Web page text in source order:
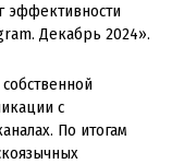
эффективности
Декабрь 2024».
с
По итогам